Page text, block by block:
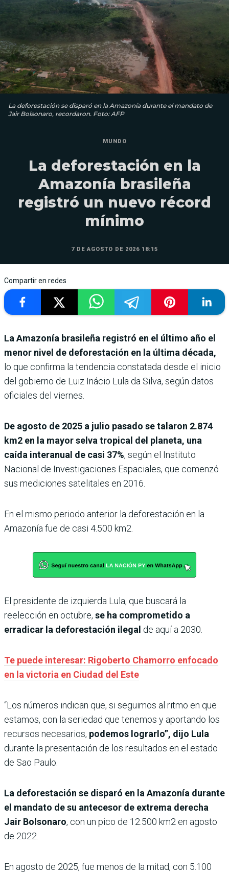
La deforestación se disparó en la Amazonía durante el mandato de
Jair Bolsonaro, recordaron. Foto: AFP
MUNDO
La deforestación en la
Amazonía brasileña
registró un nuevo récord
mínimo
7 DE AGOSTO DE 2026 18:15
Compartir en redes
La Amazonía brasileña registró en el último año el
menor nivel de deforestación en la última década,
lo que confirma la tendencia constatada desde el inicio
del gobierno de Luiz Inácio Lula da Silva, según datos
oficiales del viernes.
De agosto de 2025 a julio pasado se talaron 2.874
km2 en la mayor selva tropical del planeta, una
caída interanual de casi 37%, según el Instituto
Nacional de Investigaciones Espaciales, que comenzó
sus mediciones satelitales en 2016.
En el mismo periodo anterior la deforestación en la
Amazonía fue de casi 4.500 km2.
El presidente de izquierda Lula, que buscará la
reelección en octubre, se ha comprometido a
erradicar la deforestación ilegal de aquí a 2030.
Te puede interesar: Rigoberto Chamorro enfocado
en la victoria en Ciudad del Este
“Los números indican que, si seguimos al ritmo en que
estamos, con la seriedad que tenemos y aportando los
recursos necesarios, podemos lograrlo”, dijo Lula
durante la presentación de los resultados en el estado
de Sao Paulo.
La deforestación se disparó en la Amazonía durante
el mandato de su antecesor de extrema derecha
Jair Bolsonaro, con un pico de 12.500 km2 en agosto
de 2022.
En agosto de 2025, fue menos de la mitad, con 5.100